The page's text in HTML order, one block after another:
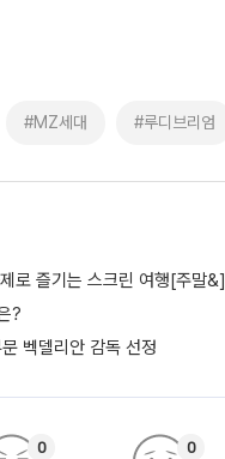
#MZ세대 #루디브리엄
로 즐기는 스크린 여행[주말&]
?
벡델리안 감독 선정
0 0